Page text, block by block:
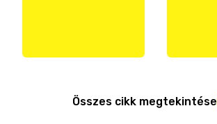
Összes cikk megtekintése